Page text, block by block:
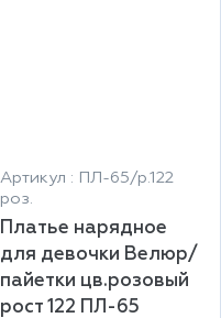
Артикул : ПЛ-65/р.122
роз.
Платье нарядное
для девочки Велюр/
пайетки цв.розовый
рост 122 ПЛ-65